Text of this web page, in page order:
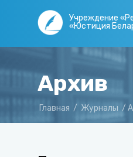
Учреждение
«Юстиция
Архив
Главная / Журналы /